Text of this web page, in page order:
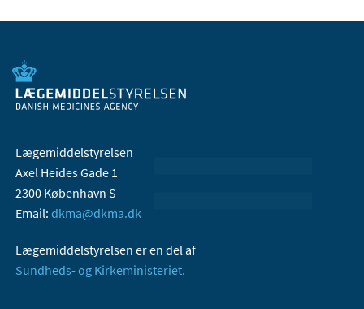
Lægemiddelstyrelsen
Axel Heides Gade 1
2300 København S
Email: dkma@dkma.dk
Lægemiddelstyrelsen er en del af
Sundheds- og Kirkeministeriet.